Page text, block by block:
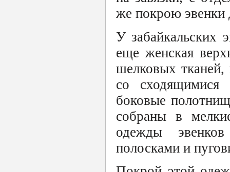
же покрою эвенки
У забайкальских
еще женская
шелковых тканей,
со
боковые
собраны в
одежды
полосками и